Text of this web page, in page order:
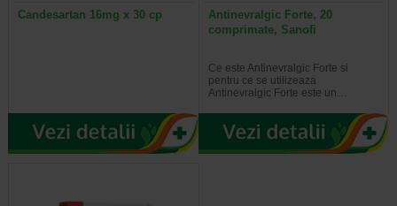
Candesartan 16mg x 30 cp
Antinevralgic Forte, 20
comprimate, Sanofi
Ce este Antinevralgic Forte si
pentru ce se utilizeaza
Antinevralgic Forte este un…